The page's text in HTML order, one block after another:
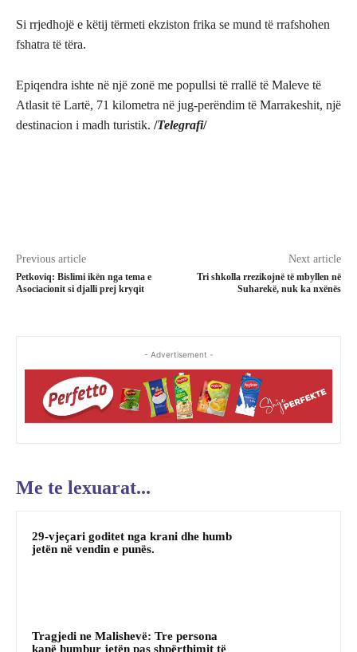
Si rrjedhojë e këtij tërmeti ekziston frika se mund të rrafshohen
fshatra të tëra.
Epiqendra ishte në një zonë me popullsi të rrallë të Maleve të
Atlasit të Lartë, 71 kilometra në jug-perëndim të Marrakeshit, një
destinacion i madh turistik. /Telegrafi/
Previous article
Petkoviq: Bislimi ikën nga tema e
Asociacionit si djalli prej kryqit
Next article
Tri shkolla rrezikojnë të mbyllen në
Suharekë, nuk ka nxënës
- Advertisement -
Me te lexuarat...
29-vjeçari goditet nga krani dhe humb
jetën në vendin e punës.
Tragjedi ne Malishevë: Tre persona
kanë humbur jetën pas shpërthimit të